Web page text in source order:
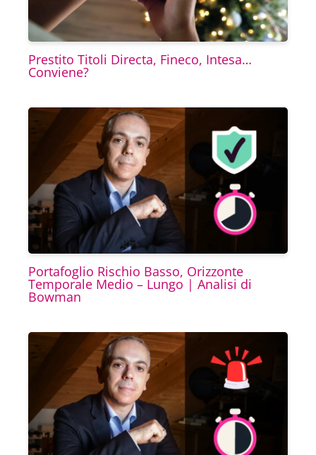
Prestito Titoli Directa, Fineco, Intesa…
Conviene?
Portafoglio Rischio Basso, Orizzonte
Temporale Medio – Lungo | Analisi di
Bowman